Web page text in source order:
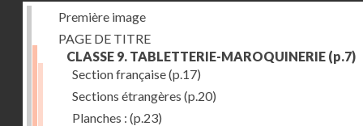
Première image
PAGE DE TITRE
CLASSE 9. TABLETTERIE-MAROQUINERIE (p.7)
Section française(p.17)
Sections étrangères (p.20)
Planches : (p.23)